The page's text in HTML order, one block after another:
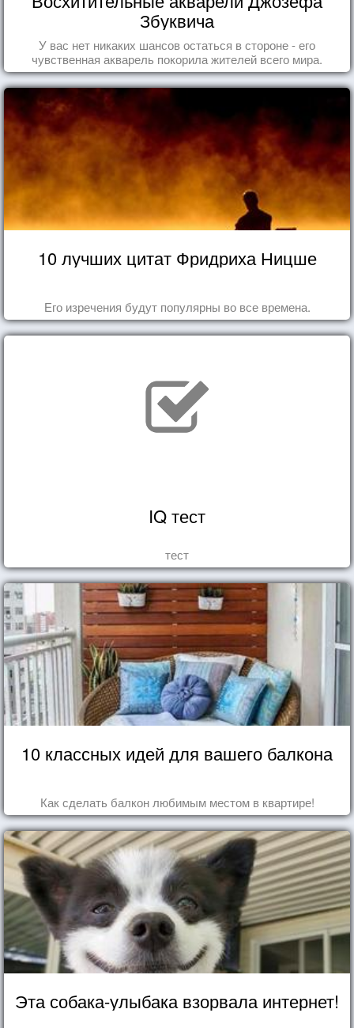
Збуквича
У вас нет никаких шансов остаться в стороне - его
чувственная акварель покорила жителей всего мира.
10 лучших цитат Фридриха Ницше
Его изречения будут популярны во все времена.
IQ тест
тест
10 классных идей для вашего балкона
Как сделать балкон любимым местом в квартире!
Эта собака-улыбака взорвала интернет!